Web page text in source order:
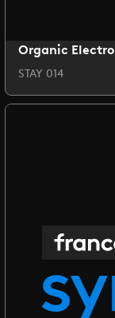
Organic Electro
STAY 014